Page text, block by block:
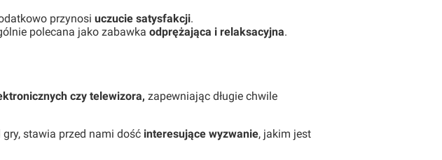
przynosi uczucie satysfakcji.
polecana jako zabawka odprężająca i relaksacyjna.
czy telewizora, zapewniając długie chwile
stawia przed nami dość interesujące wyzwanie, jakim jest